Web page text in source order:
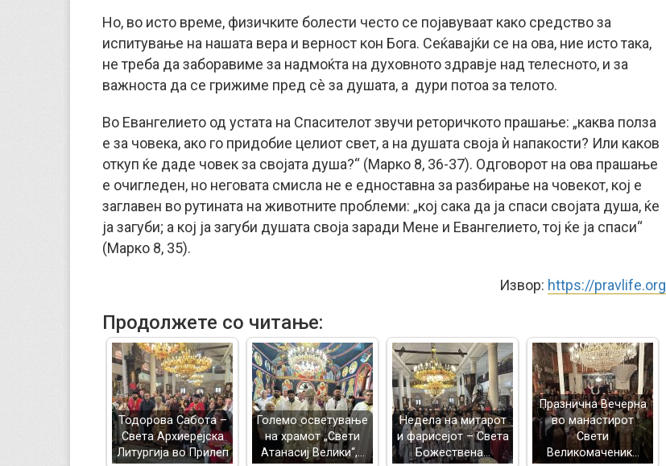
Но, во исто време, физичките болести често се појавуваат како средство за
испитување на нашата вера и верност кон Бога. Сеќавајќи се на ова, ние исто така,
не треба да заборавиме за надмоќта на духовното здравје над телесното, и за
важноста да се грижиме пред сè за душата, а дури потоа за телото.
Во Евангелието од устата на Спасителот звучи реторичкото прашање: „каква полза
е за човека, ако го придобие целиот свет, а на душата своја ѝ напакости? Или каков
откуп ќе даде човек за својата душа?“ (Марко 8, 36-37). Одговорот на ова прашање
е очигледен, но неговата смисла не е едноставна за разбирање на човекот, кој е
заглавен во рутината на животните проблеми: „кој сака да ја спаси својата душа, ќе
ја загуби; а кој ја загуби душата своја заради Мене и Евангелието, тој ќе ја спаси“
(Марко 8, 35).
Извор: https://pravlife.org
Продолжете со читање:
Тодорова Сабота –
Света Архиерејска
Литургија во Прилеп
Големо осветување
на храмот „Свети
Атанасиј Велики“,…
Недела на митарот
и фарисејот – Светa
Божествена…
Празнична Вечерна
во манастирот
Свети
Великомаченик…